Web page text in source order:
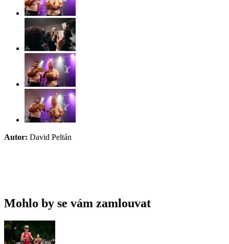
Autor: David Peltán
Mohlo by se vám zamlouvat